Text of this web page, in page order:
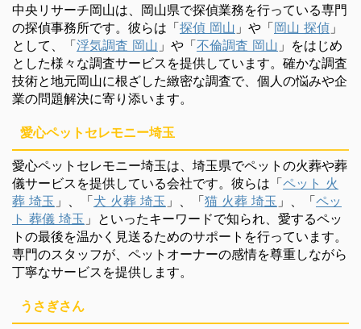
中央リサーチ岡山は、岡山県で探偵業務を行っている専門
の探偵事務所です。彼らは「探偵 岡山 」や「岡山 探偵 」
として、「浮気調査 岡山 」や「不倫調査 岡山 」をはじめ
とした様々な調査サービスを提供しています。確かな調査
技術と地元岡山に根ざした緻密な調査で、個人の悩みや企
業の問題解決に寄り添います。
愛心ペットセレモニー埼玉
愛心ペットセレモニー埼玉は、埼玉県でペットの火葬や葬
儀サービスを提供している会社です。彼らは「ペット 火
葬 埼玉 」、「犬 火葬 埼玉 」、「猫 火葬 埼玉 」、「ペッ
ト 葬儀 埼玉 」といったキーワードで知られ、愛するペッ
トの最後を温かく見送るためのサポートを行っています。
専門のスタッフが、ペットオーナーの感情を尊重しながら
丁寧なサービスを提供します。
うさぎさん